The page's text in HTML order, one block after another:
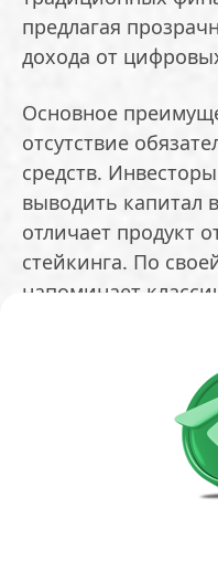
предлагая
дохода от
Основное
отсутствие
средств.
выводить капитал
отличает продукт
стейкинга. По
напоминает
Ранее аналитики
что подобные
называют ETF